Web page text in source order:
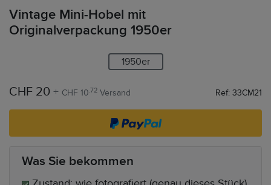
Vintage Mini-Hobel mit
Originalverpackung 1950er
1950er
CHF 20 + CHF 10.72 Versand Ref: 33CM21
Was Sie bekommen